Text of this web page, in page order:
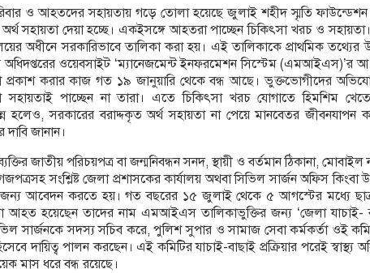
ও আহতদের সহায়তায় গড়ে তোলা হয়েছে জুলাই শহীদ স্মৃতি ফাউন্ডেশন।
সহায়তা দেয়া হচ্ছে। একইসঙ্গে আহতরা পাচ্ছেন চিকিৎসা খরচ ও
অধীনে সরকারিভাবে তালিকা করা হয়। এই তালিকাকে প্রাথমিক
অধিদপ্তরের ওয়েবসাইট ‘ম্যানেজমেন্ট ইনফরমেশন সিস্টেম (এমআইএস)’র
প্রকাশ করার কাজ গত ১৯ জানুয়ারি থেকে বন্ধ আছে। ভুক্তভোগীদের
সহায়তাই পাচ্ছেন না তারা। এতে চিকিৎসা খরচ যোগাতে হিমশিম
সরকারের বরাদ্দকৃত অর্থ সহায়তা না পেয়ে মানবেতর জীবনযাপন
জানান।
জাতীয় পরিচয়পত্র বা জন্মনিবন্ধন সনদ, স্থায়ী ও বর্তমান ঠিকানা, মোবাইল
সংশ্লিষ্ট জেলা প্রশাসকের কার্যালয় অথবা সিভিল সার্জন অফিস কিংবা
জন্য আবেদন করতে হয়। গত বছরের ১৫ জুলাই থেকে ৫ আগস্টের মধ্যে
আহত হয়েছেন তাদের নাম এমআইএস তালিকাভুক্তির জন্য ‘জেলা যাচাই-
সার্জনকে সদস্য সচিব করে, পুলিশ সুপার ও সামাজ সেবা কর্মকর্তা ওই
দায়িত্ব পালন করছেন। এই কমিটির যাচাই-বাছাই প্রক্রিয়ার পরেই
মাস ধরে বন্ধ রয়েছে।